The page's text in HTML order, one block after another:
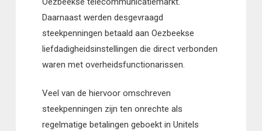
Daarnaast werden desgevraagd
steekpenningen betaald aan Oezbeekse
liefdadigheidsinstellingen die direct verbonden
waren met overheidsfunctionarissen.
Veel van de hiervoor omschreven
steekpenningen zijn ten onrechte als
regelmatige betalingen geboekt in Unitels